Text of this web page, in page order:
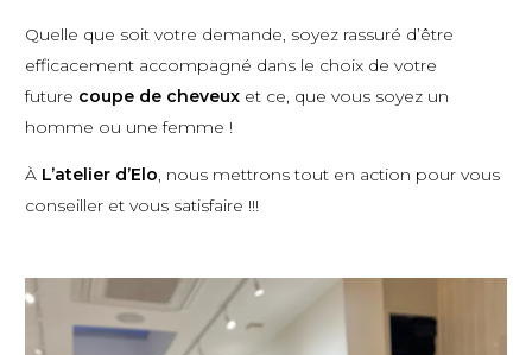
Quelle que soit votre demande, soyez rassuré d’être
efficacement accompagné dans le choix de votre
future coupe de cheveux et ce, que vous soyez un
homme ou une femme !
À L’atelier d’Elo, nous mettrons tout en action pour vous
conseiller et vous satisfaire !!!